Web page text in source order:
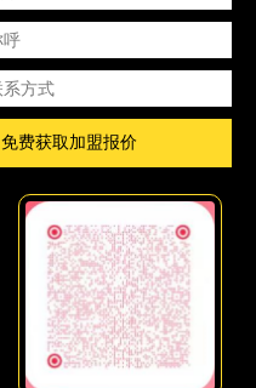
免费获取加盟报价